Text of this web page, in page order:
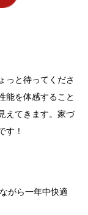
っと待ってくださ
能を体感すること
えてきます。家づ
す！
がら一年中快適